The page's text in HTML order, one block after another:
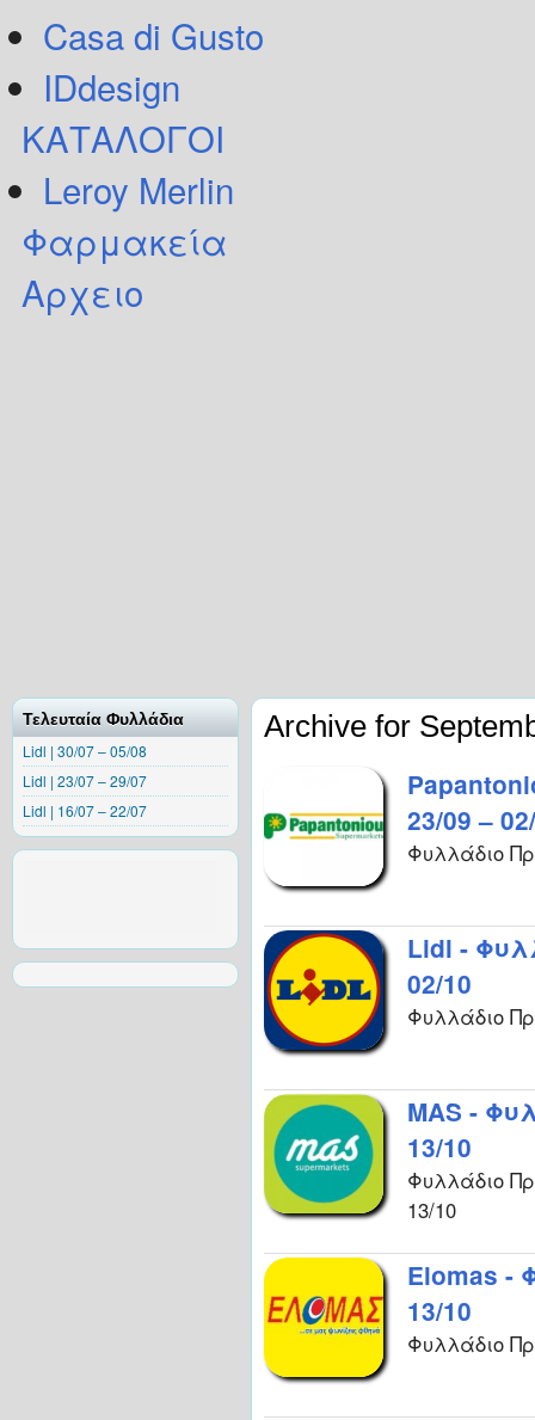
Casa di Gusto
IDdesign
ΚΑΤΑΛΟΓΟΙ
Leroy Merlin
Φαρμακεία
Αρχειο
Τελευταία Φυλλάδια
Lidl | 30/07 – 05/08
Lidl | 23/07 – 29/07
Lidl | 16/07 – 22/07
Archive for
23/09 –
Φυλλάδιο
Lidl -
02/10
Φυλλάδιο
MAS -
13/10
Φυλλάδιο
13/10
Elomas -
13/10
Φυλλάδιο